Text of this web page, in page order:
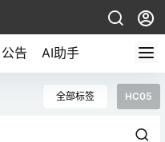
公告 AI助手
全部标签 HC05